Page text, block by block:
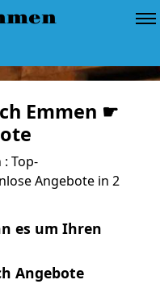
Emmen ☛
Top-
Angebote in 2
es um Ihren
Angebote